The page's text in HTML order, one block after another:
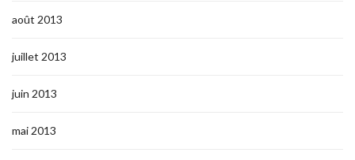
août 2013
juillet 2013
juin 2013
mai 2013